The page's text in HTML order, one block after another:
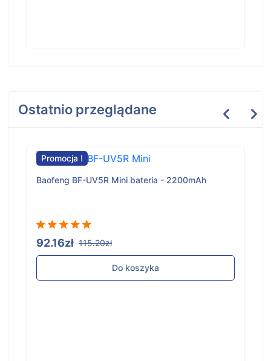
Ostatnio przeglądane
Promocja !
Baofeng BF-UV5R Mini bateria - 2200mAh
92.16zł 115.20zł
Do koszyka